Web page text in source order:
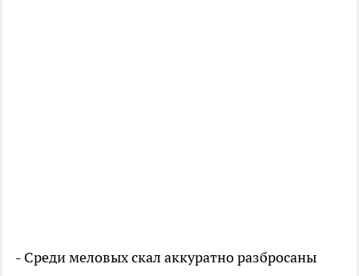
- Среди меловых скал аккуратно разбросаны